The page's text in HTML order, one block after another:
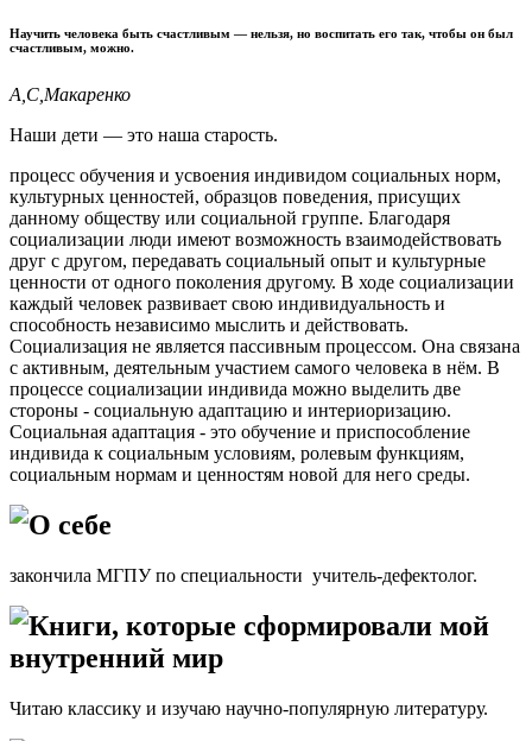
Научить человека быть счастливым — нельзя, но воспитать его так, чтобы он был
счастливым, можно.
А,С,Макаренко
Наши дети — это наша старость.
процесс обучения и усвоения индивидом социальных норм,
культурных ценностей, образцов поведения, присущих
данному обществу или социальной группе. Благодаря
социализации люди имеют возможность взаимодействовать
друг с другом, передавать социальный опыт и культурные
ценности от одного поколения другому. В ходе социализации
каждый человек развивает свою индивидуальность и
способность независимо мыслить и действовать.
Социализация не является пассивным процессом. Она связана
с активным, деятельным участием самого человека в нём. В
процессе социализации индивида можно выделить две
стороны - социальную адаптацию и интериоризацию.
Социальная адаптация - это обучение и приспособление
индивида к социальным условиям, ролевым функциям,
социальным нормам и ценностям новой для него среды.
О себе
закончила МГПУ по специальности учитель-дефектолог.
Книги, которые сформировали мой
внутренний мир
Читаю классику и изучаю научно-популярную литературу.